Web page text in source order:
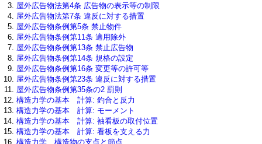
屋外広告物法第4条 広告物の表示等の制限
屋外広告物法第7条 違反に対する措置
屋外広告物条例第5条 禁止物件
屋外広告物条例第11条 適用除外
屋外広告物条例第13条 禁止広告物
屋外広告物条例第14条 規格の設定
屋外広告物条例第16条 変更等の許可等
屋外広告物条例第23条 違反に対する措置
屋外広告物条例第35条の2 罰則
構造力学の基本 計算: 釣合と反力
構造力学の基本 計算: モーメント
構造力学の基本 計算: 袖看板の取付位置
構造力学の基本 計算: 看板を支える力
構造力学 構造物の支点と節点